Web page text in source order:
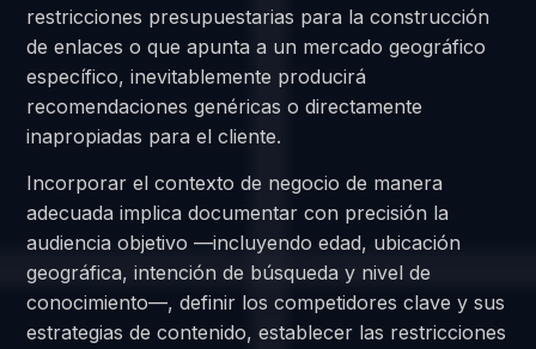
restricciones presupuestarias para la construcción
de enlaces o que apunta a un mercado geográfico
específico, inevitablemente producirá
recomendaciones genéricas o directamente
inapropiadas para el cliente.
Incorporar el contexto de negocio de manera
adecuada implica documentar con precisión la
audiencia objetivo —incluyendo edad, ubicación
geográfica, intención de búsqueda y nivel de
conocimiento—, definir los competidores clave y sus
estrategias de contenido, establecer las restricciones